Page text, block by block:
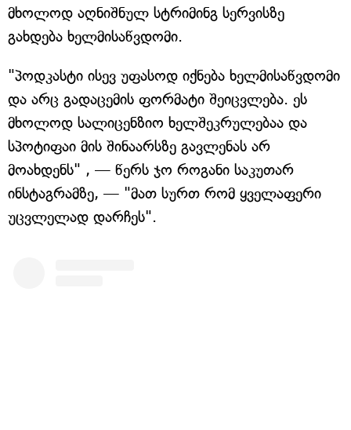
მხოლოდ აღნიშნულ სტრიმინგ სერვისზე
გახდება ხელმისაწვდომი.
"პოდკასტი ისევ უფასოდ იქნება ხელმისაწვდომი
და არც გადაცემის ფორმატი შეიცვლება. ეს
მხოლოდ სალიცენზიო ხელშეკრულებაა და
სპოტიფაი მის შინაარსზე გავლენას არ
მოახდენს" , — წერს ჯო როგანი საკუთარ
ინსტაგრამზე, — "მათ სურთ რომ ყველაფერი
უცვლელად დარჩეს".